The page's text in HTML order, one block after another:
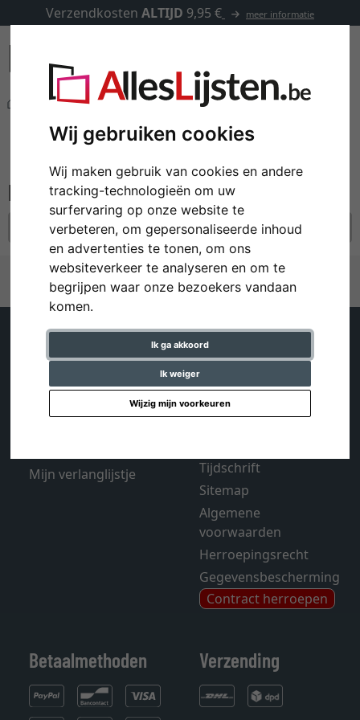
Wij gebruiken cookies
Wij maken gebruik van cookies en andere
tracking-technologieën om uw
surfervaring op onze website te
verbeteren, om gepersonaliseerde inhoud
en advertenties te tonen, om ons
websiteverkeer te analyseren en om te
begrijpen waar onze bezoekers vandaan
komen.
Ik ga akkoord
Ik weiger
Wijzig mijn voorkeuren
Verzendkosten ALTIJD 9,95 € meer informatie
Fotokaders
Ovale & ronde kaders
filter: formaat: 60x60
alle filters resetten
formaat: 60x60
Contact
Mijn verlanglijstje
Help
Verzending en kosten
Tijdschrift
Sitemap
Algemene
voorwaarden
Herroepingsrecht
Gegevensbescherming
Contract herroepen
Betaalmethoden Verzending